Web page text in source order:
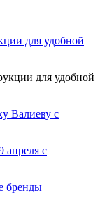
для удобной
для удобной
Валиеву с
апреля с
бренды